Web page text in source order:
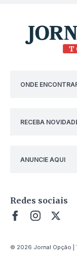
ONDE
RECEBA
ANUNCIE AQUI
Redes sociais
© 2026 Jornal Opção |